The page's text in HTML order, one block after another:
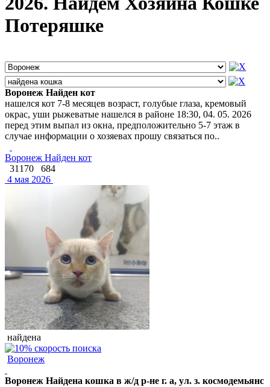
Потеряшке
Воронеж Найден кот
нашелся кот 7-8 месяцев возраст, голубые глаза, кремовый
окрас, уши рыжеватые нашелся в районе 18:30, 04. 05. 2026
перед этим выпал из окна, предположительно 5-7 этаж в
случае информации о хозяевах прошу связаться по..
Воронеж Найден кот
31170
684
4 мая 2026
найдена
Воронеж
Воронеж Найдена кошка в ж/д р-не г. а, ул. з. космодемьянс